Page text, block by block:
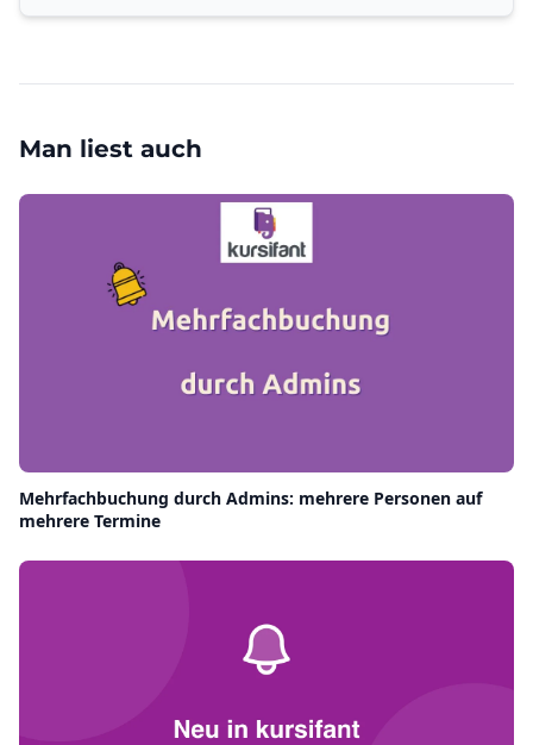
Man liest auch
Mehrfachbuchung durch Admins: mehrere Personen auf
mehrere Termine